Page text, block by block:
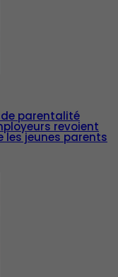
parentalité
revoient
jeunes parents